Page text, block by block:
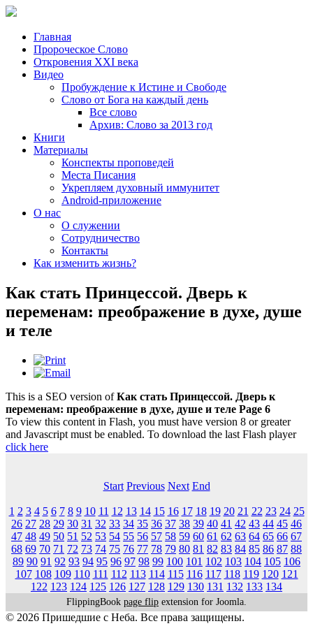
Главная
Пророческое Слово
Откровения ХХІ века
Видео
Пробуждение к Истине и Свободе
Слово от Бога на каждый день
Все слово
Архив: Слово за 2013 год
Книги
Материалы
Конспекты проповедей
Места Писания
Укрепляем духовный иммунитет
Android-приложение
О нас
О служении
Сотрудничество
Контакты
Как изменить жизнь?
Как стать Принцессой. Дверь к
переменам: преображение в духе, душе
и теле
This is a SEO version ofКак стать Принцессой. Дверь к
переменам: преображение в духе, душе и теле Page 6
To view this content in Flash, you must have version 8 or greater
and Javascript must be enabled. To download the last Flash player
click here
Start Previous Next End
1 2 3 4 5 6 7 8 9 10 11 12 13 14 15 16 17 18 19 20 21 22 23 24 25
26 27 28 29 30 31 32 33 34 35 36 37 38 39 40 41 42 43 44 45 46
47 48 49 50 51 52 53 54 55 56 57 58 59 60 61 62 63 64 65 66 67
68 69 70 71 72 73 74 75 76 77 78 79 80 81 82 83 84 85 86 87 88
89 90 91 92 93 94 95 96 97 98 99 100 101 102 103 104 105 106
107 108 109 110 111 112 113 114 115 116 117 118 119 120 121
122 123 124 125 126 127 128 129 130 131 132 133 134
FlippingBook page flip extension for Joomla.
© 2026 Пришедшие с Неба. Все права защищены.